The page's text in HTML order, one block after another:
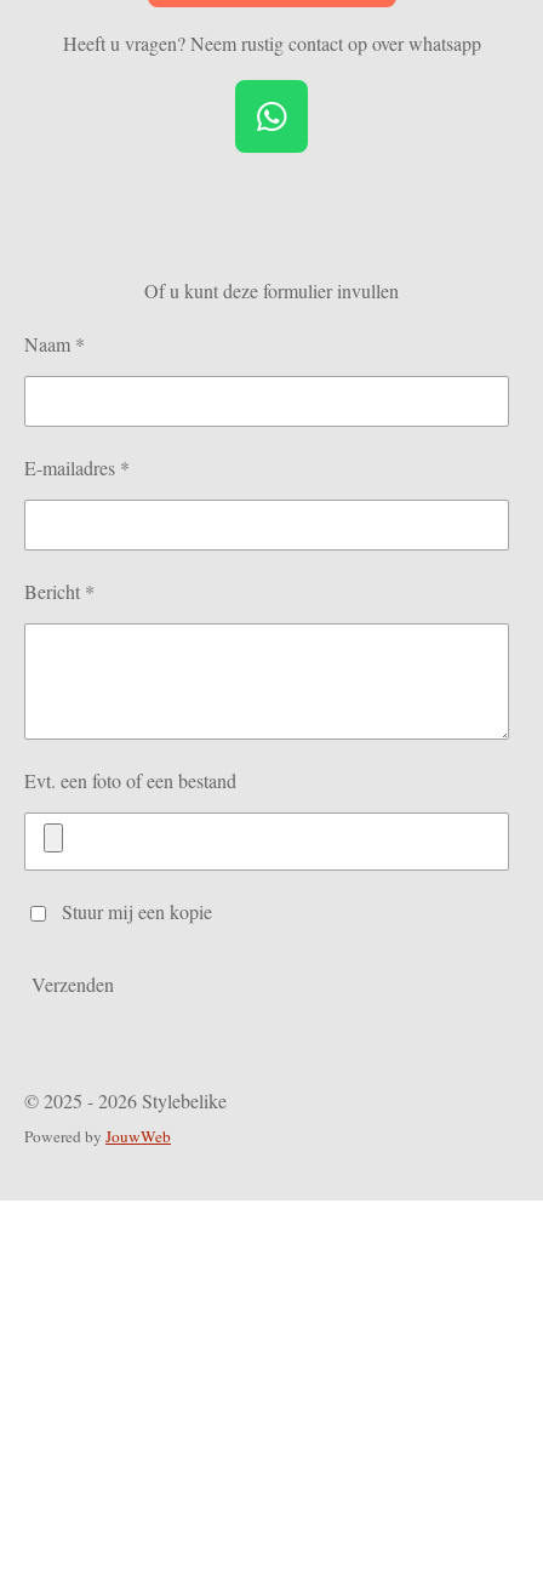
Heeft u vragen? Neem rustig contact op over whatsapp
W
h
A
p
Of u kunt deze formulier invullen
Naam *
E-mailadres *
Bericht *
Evt. een foto of een bestand
Stuur mij een kopie
Verzenden
© 2025 - 2026 Stylebelike
Powered by JouwWeb